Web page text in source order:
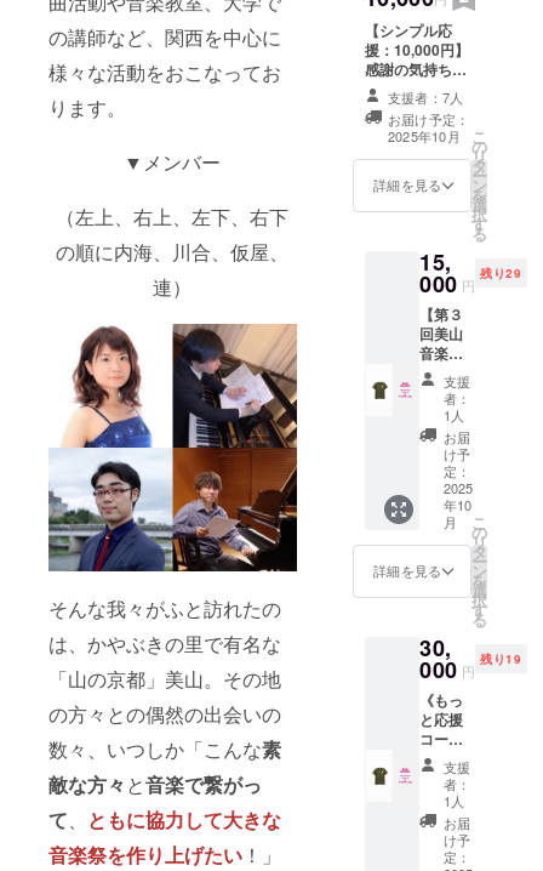
の講師など、関西を中心に
様々な活動をおこなってお
ります。
▼メンバー
（左上、右上、左下、右下
の順に内海、川合、仮屋、
連）
そんな我々がふと訪れたの
は、かやぶきの里で有名な
「山の京都」美山。その地
の方々との偶然の出会いの
数々、いつしか「こんな素
敵な方々と音楽で繋がっ
て、 ともに協力して大きな
音楽祭を作り上げたい ！」
を込め
てお礼
のメー
ルをお
送りい
たしま
す。
いたし
ます。
※サイズ
は選べ
ませ
ん。
（ONE
SIZEで
のご提
供とな
ザイン
は１種
類の
み、画
像のも
のから
変更に
なる可
能性が
ござい
ます。
※お届け
は1点の
みとな
りま
プロ
ジェク
感謝の
気持ち
を込め
てお礼
のメー
ルをお
送りい
たしま
す。
【シンプル応
援：10,000円】
感謝の気持ちを
込めて、お礼の
メッセージをお
送りします。 ※
備考欄にお名前
（メールの宛
名）をご記入く
ターン内容は
3,000円のものと
同一となりま
支援者：7人
お届け予定：
2025年10月
詳細を見る
こ
の
リ
タ
ー
ン
を
選
択
す
る
15,
000 円
残り29
【第３
回美山
音楽祭
オリジ
ナルT
シャツ
＆クリ
アファ
イル】
・第３
回美山
音楽祭
オリジ
ナルT
シャツ
です。
気持ち
を込め
てお送
りいた
しま
す。 ※
サイズ
は選べ
ませ
ん。
（ONE
SIZEで
支援
者：
1人
お届
け予
定：
2025
年10
月
詳細を見る
こ
の
リ
タ
ー
ン
を
選
択
す
る
30,
000 円
残り19
《もっ
と応援
コー
ス》
【第３
回美山
音楽祭
オリジ
ナルT
支援
者：
1人
お届
け予
定：